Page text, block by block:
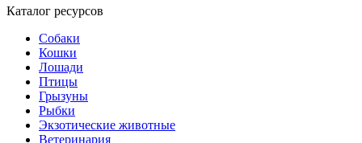
Каталог ресурсов
Собаки
Кошки
Лошади
Птицы
Грызуны
Рыбки
Экзотические животные
Ветеринария